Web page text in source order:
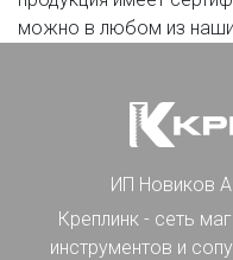
можно в любом из
ИП Новиков
Креплинк - сеть
инструментов и